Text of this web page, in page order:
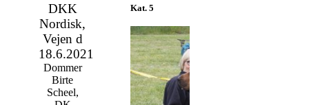
DKK
Nordisk,
Vejen d
18.6.2021
Dommer
Birte
Scheel,
Kat. 5